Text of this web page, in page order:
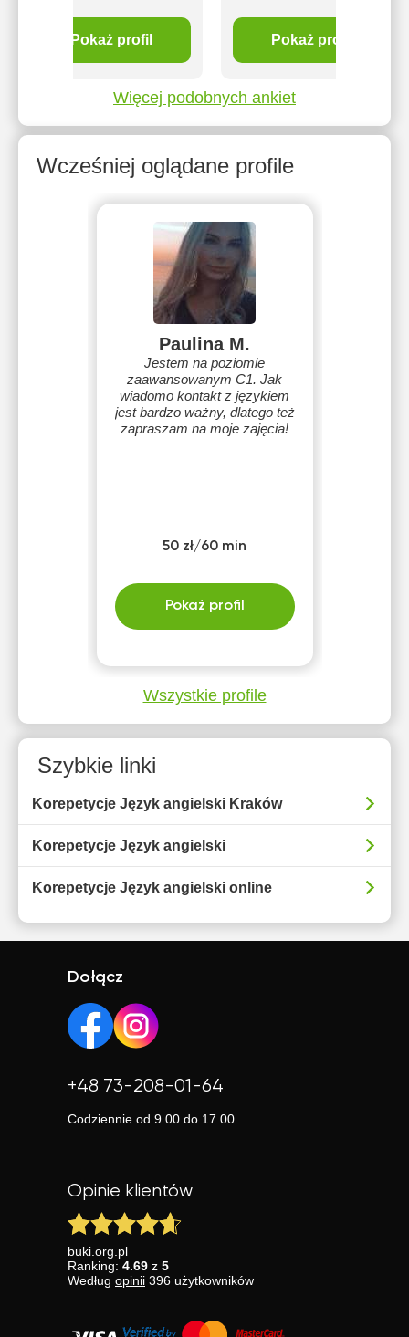
Pokaż profil Pokaż profil
Więcej podobnych ankiet
Wcześniej oglądane profile
Paulina M.
Jestem na poziomie
zaawansowanym C1. Jak
wiadomo kontakt z językiem
jest bardzo ważny, dlatego też
zapraszam na moje zajęcia!
50 zł/60 min
Pokaż profil
Wszystkie profile
Szybkie linki
Korepetycje Język angielski Kraków
Korepetycje Język angielski
Korepetycje Język angielski online
Dołącz
+48 73-208-01-64
Codziennie od 9.00 do 17.00
Opinie klientów
buki.org.pl
Ranking: 4.69 z 5
Według opinii 396 użytkowników